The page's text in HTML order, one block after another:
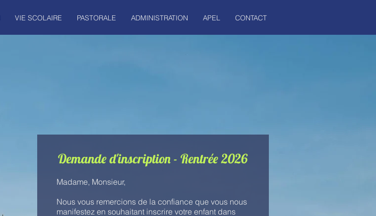
VIE SCOLAIRE PASTORALE ADMINISTRATION APEL CONTACT
Demande d'inscription - Rentrée 2026
Madame, Monsieur,
Nous vous remercions de la confiance que vous nous
manifestez en souhaitant inscrire votre enfant dans